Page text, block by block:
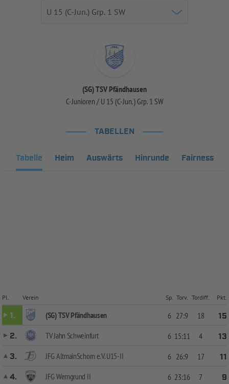
(SG) TSV Pfändhausen
C-Junioren / U 15 (C-Jun.) Grp. 1 SW
TABELLEN
Tabelle Heim Auswärts Hinrunde Fairness
Pl. Verein Sp. Torv. Tordiff. Pkt.
1. (SG) TSV Pfändhausen 6 27:9 18
15
2.
TV Jahn Schweinfurt 6 15:11 4
13
3.
JFG AltmainSchorn e.V. U15-II 6 26:9 17
11
4.
JFG Werngrund II 6 23:16 7
9